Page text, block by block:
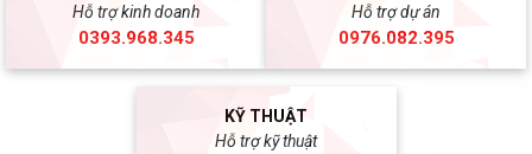
Hỗ trợ kinh doanh
0393.968.345
Hỗ trợ dự án
0976.082.395
KỸ THUẬT
Hỗ trợ kỹ thuật